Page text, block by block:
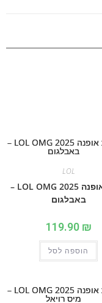
בובת אופנה 2025 LOL OMG –
באבלגום
119.90
הוספה לסל